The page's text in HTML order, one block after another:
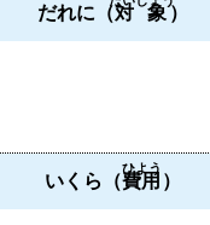
だれに（対象）
いくら（費用
ひよう
）